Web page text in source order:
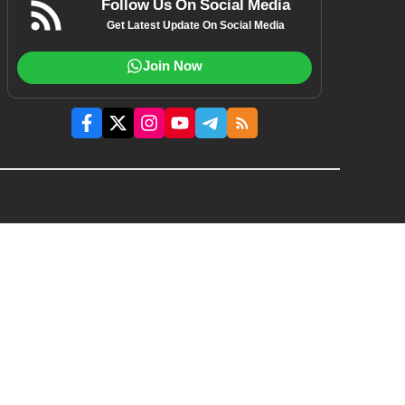
Follow Us On Social Media
Get Latest Update On Social Media
Join Now